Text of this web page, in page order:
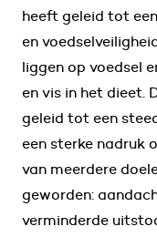
heeft geleid tot
en
liggen op voedsel
en vis in het dieet.
geleid tot een
een sterke nadruk
van meerdere
geworden:
verminderde